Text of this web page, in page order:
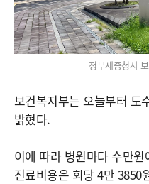
정부세종청사
보건복지부는 오늘부터 도
밝혔다.
이에 따라 병원마다 수만
진료비용은 회당 4만 3850